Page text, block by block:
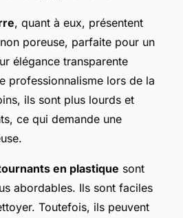
, quant à eux, présentent
poreuse, parfaite pour un
élégance transparente
professionnalisme lors de la
ils sont plus lourds et
ce qui demande une
en plastique sont
abordables. Ils sont faciles
Toutefois, ils peuvent